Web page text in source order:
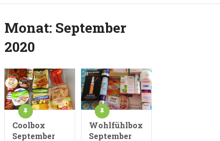
Monat: September
2020
Coolbox
September
Wohlfühlbox
September